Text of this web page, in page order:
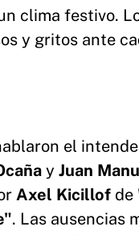
clima festivo.
y gritos ante
el
y Juan
Axel Kicillof de
. Las ausencias